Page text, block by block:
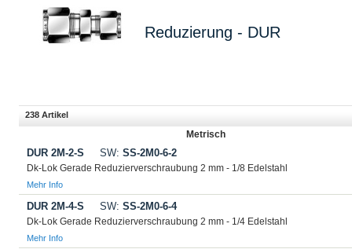
Reduzierung - DUR
238 Artikel
Metrisch
DUR 2M-2-S SW: SS-2M0-6-2
Dk-Lok Gerade Reduzierverschraubung 2 mm - 1/8 Edelstahl
Mehr Info
DUR 2M-4-S SW: SS-2M0-6-4
Dk-Lok Gerade Reduzierverschraubung 2 mm - 1/4 Edelstahl
Mehr Info